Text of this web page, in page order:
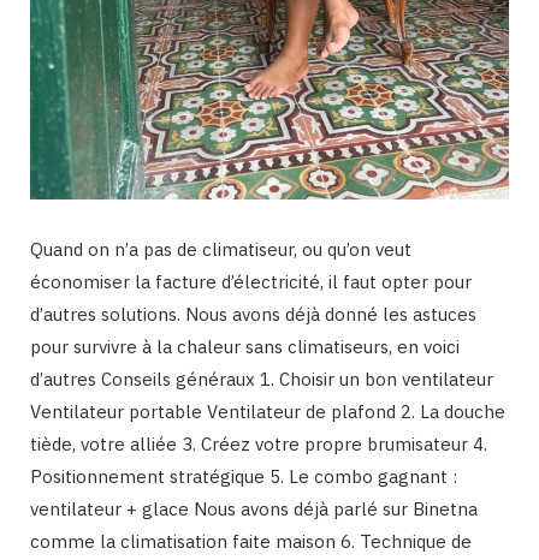
Quand on n’a pas de climatiseur, ou qu’on veut
économiser la facture d’électricité, il faut opter pour
d’autres solutions. Nous avons déjà donné les astuces
pour survivre à la chaleur sans climatiseurs, en voici
d’autres Conseils généraux 1. Choisir un bon ventilateur
Ventilateur portable Ventilateur de plafond 2. La douche
tiède, votre alliée 3. Créez votre propre brumisateur 4.
Positionnement stratégique 5. Le combo gagnant :
ventilateur + glace Nous avons déjà parlé sur Binetna
comme la climatisation faite maison 6. Technique de